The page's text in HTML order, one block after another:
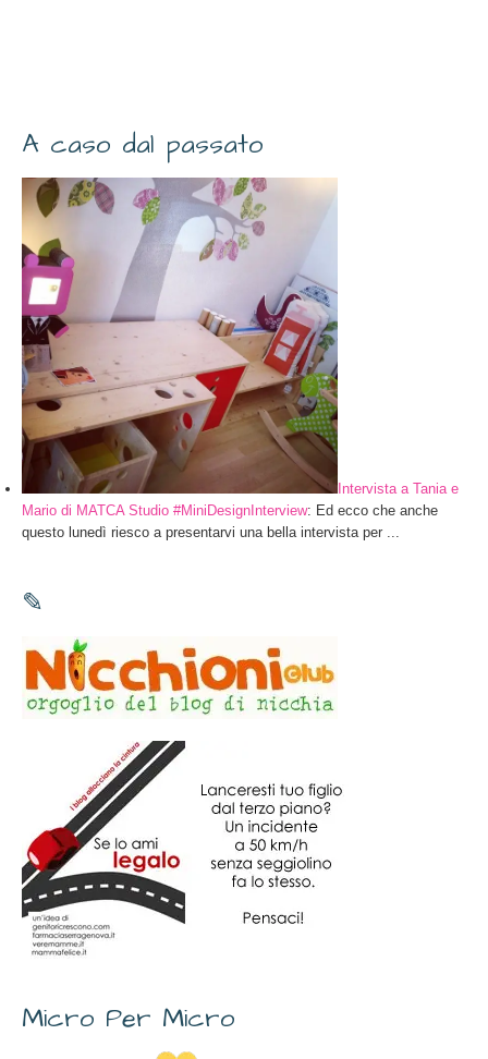
A caso dal passato
Intervista a Tania e
Mario di MATCA Studio #MiniDesignInterview: Ed ecco che anche
questo lunedì riesco a presentarvi una bella intervista per ...
✎
Micro Per Micro